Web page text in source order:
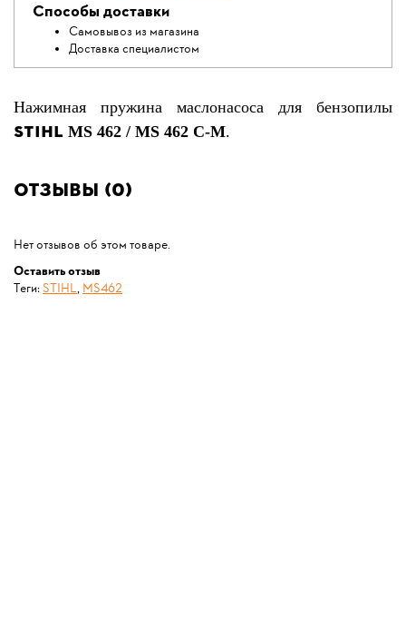
Способы доставки
Самовывоз из магазина
Доставка специалистом
Нажимная пружина маслонасоса для бензопилы
STIHL MS 462 / MS 462 C-M.
Отзывы (0)
Нет отзывов об этом товаре.
Оставить отзыв
Теги:STIHL,MS462